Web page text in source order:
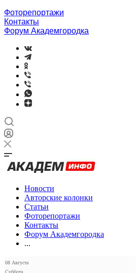
Фоторепортажи
Контакты
Форум Академгородка
Новости
Авторские колонки
Статьи
Фоторепортажи
Контакты
Форум Академгородка
...
08 Августа
Суббота